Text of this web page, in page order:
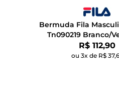
Bermuda Fila
Tn090219 Branco/
Por:
R$ 112,90
ou 3x de R$